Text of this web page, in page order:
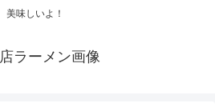
美味しいよ！
ラーメン画像